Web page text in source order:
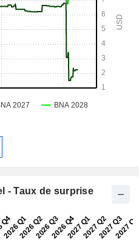
- Taux de surprise